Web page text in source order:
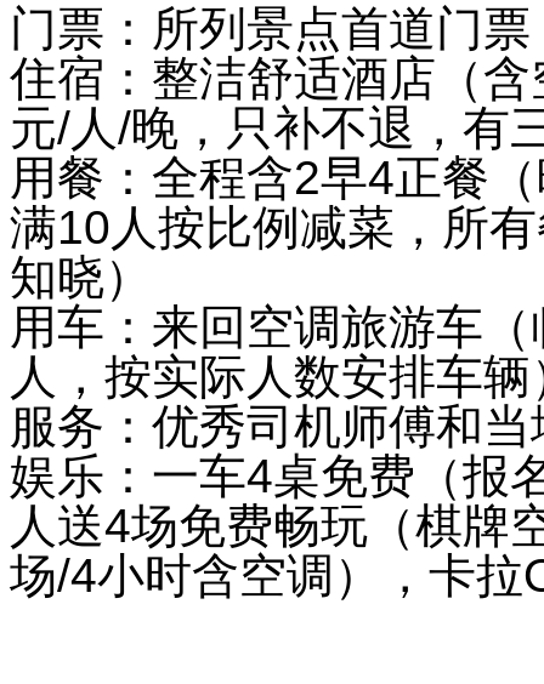
门票：所列景点首道门
住宿：整洁舒适酒店（
元/人/晚，只补不退，有
用餐：全程含2早4正餐
满10人按比例减菜，所
知晓）
用车：来回空调旅游车
人，按实际人数安排车辆
服务：优秀司机师傅和
娱乐：一车4桌免费（报
人送4场免费畅玩（棋牌
场/4小时含空调），卡拉